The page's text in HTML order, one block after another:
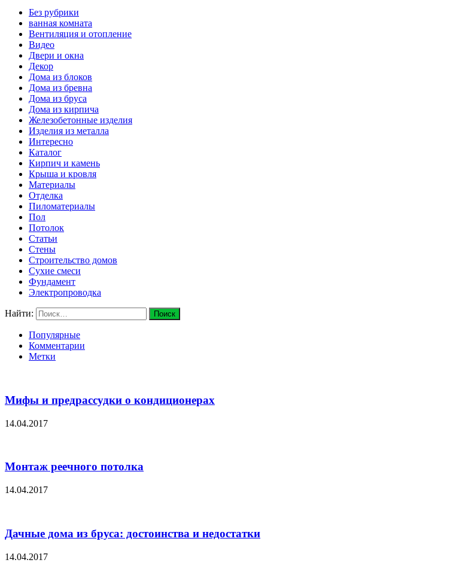
Без рубрики
ванная комната
Вентиляция и отопление
Видео
Двери и окна
Декор
Дома из блоков
Дома из бревна
Дома из бруса
Дома из кирпича
Железобетонные изделия
Изделия из металла
Интересно
Каталог
Кирпич и камень
Крыша и кровля
Материалы
Отделка
Пиломатериалы
Пол
Потолок
Статьи
Стены
Строительство домов
Сухие смеси
Фундамент
Электропроводка
Найти:
Популярные
Комментарии
Метки
Мифы и предрассудки о кондиционерах
14.04.2017
Монтаж реечного потолка
14.04.2017
Дачные дома из бруса: достоинства и недостатки
14.04.2017